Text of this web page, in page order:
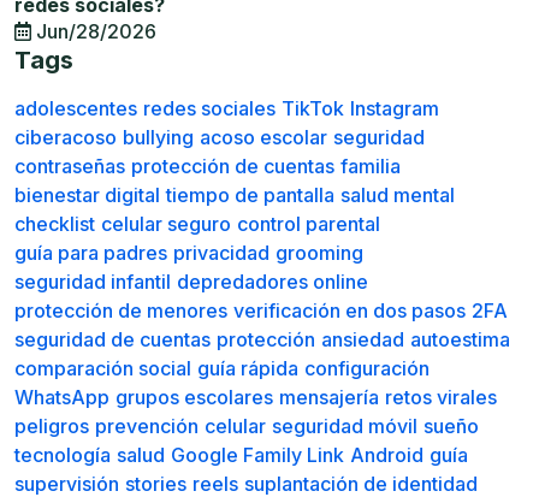
redes sociales?
Jun/28/2026
Tags
adolescentes redes sociales TikTok Instagram
ciberacoso bullying acoso escolar seguridad
contraseñas protección de cuentas familia
bienestar digital tiempo de pantalla salud mental
checklist celular seguro control parental
guía para padres privacidad grooming
seguridad infantil depredadores online
protección de menores verificación en dos pasos 2FA
seguridad de cuentas protección ansiedad autoestima
comparación social guía rápida configuración
WhatsApp grupos escolares mensajería retos virales
peligros prevención celular seguridad móvil sueño
tecnología salud Google Family Link Android guía
supervisión stories reels suplantación de identidad